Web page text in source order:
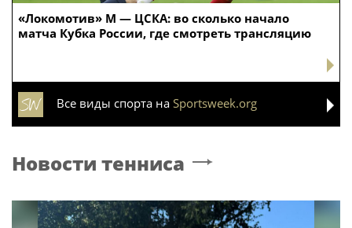
«Локомотив» М — ЦСКА: во сколько начало
матча Кубка России, где смотреть трансляцию
Все виды спорта на Sportsweek.org
Новости тенниса